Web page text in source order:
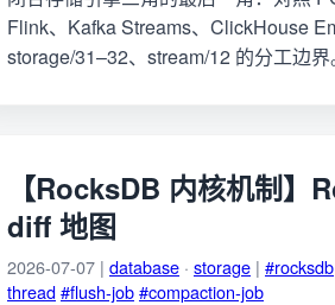
Flink、Kafka Streams、ClickHouse
storage/31–32、stream/12 的分工边界
【RocksDB 内核机制
diff 地图
2026-07-07 | database · storage | #rocksdb
thread#flush-job#compaction-job